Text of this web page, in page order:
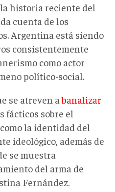
historia reciente del
cuenta de los
Argentina está siendo
consistentemente
como actor
político-social.
se atreven abanalizar
fácticos sobre el
la identidad del
ideológico, además de
se muestra
del arma de
Fernández.